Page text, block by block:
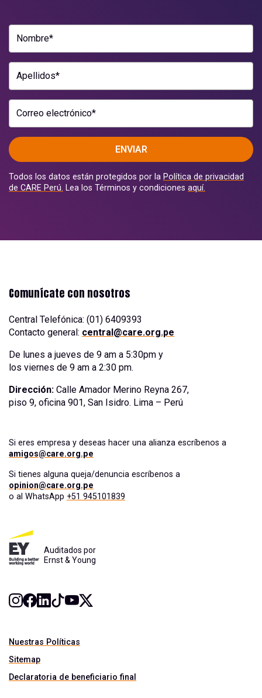
Nombre*
Apellidos*
Correo electrónico*
ENVIAR
Todos los datos están protegidos por la Política de privacidad
de CARE Perú.
Lea los Términos y condiciones aquí.
Comunícate con nosotros
Central Telefónica: (01) 6409393
Contacto general: central@care.org.pe
De lunes a jueves de 9 am a 5:30pm y
los viernes de 9 am a 2:30 pm.
Dirección: Calle Amador Merino Reyna 267,
piso 9, oficina 901, San Isidro. Lima – Perú
Si eres empresa y deseas hacer una alianza escríbenos a
amigos@care.org.pe
Si tienes alguna queja/denuncia escríbenos a
opinion@care.org.pe
o al WhatsApp +51 945101839
Auditados por
Ernst & Young
Nuestras Políticas
Sitemap
Declaratoria de beneficiario final